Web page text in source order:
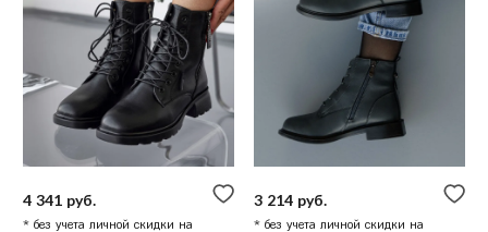
Саратов
Ставрополь
Тамбов
Тверь
Тольятти
Тюмень
4 341 руб.
* без учета личной скидки на
3 214 руб.
* без учета личной скидки на